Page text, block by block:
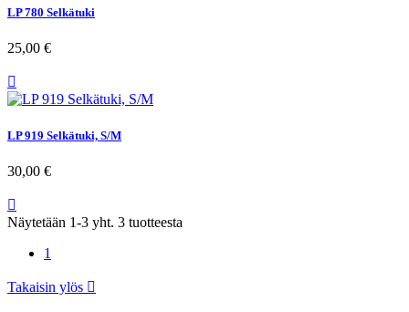
LP 780 Selkätuki
25,00 €

LP 919 Selkätuki, S/M
30,00 €

Näytetään 1-3 yht. 3 tuotteesta
1
Takaisin ylös 